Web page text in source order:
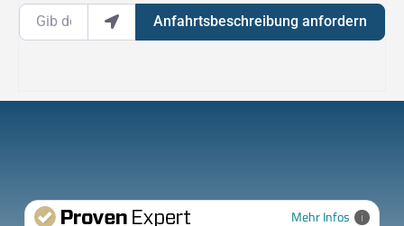
Gib deinen Standort ein.
Anfahrtsbeschreibung anfordern
Mehr Infos